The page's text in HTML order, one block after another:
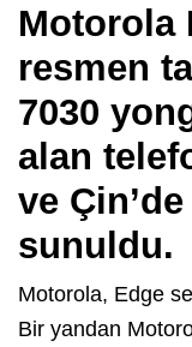
Motorola
resmen
7030
alan
ve
sunuldu.
Motorola, Edge
Bir yandan